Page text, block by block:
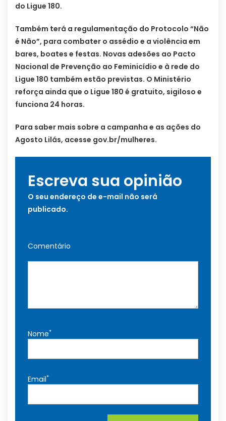
do Ligue 180.
Também terá a regulamentação do Protocolo “Não
é Não”, para combater o assédio e a violência em
bares, boates e festas. Novas adesões ao Pacto
Nacional de Prevenção ao Feminicídio e à rede do
Ligue 180 também estão previstas. O Ministério
reforça ainda que o Ligue 180 é gratuito, sigiloso e
funciona 24 horas.
Para saber mais sobre a campanha e as ações do
Agosto Lilás, acesse gov.br/mulheres.
Escreva sua opinião
O seu endereço de e-mail não será
publicado.
Comentário
Nome*
Email*